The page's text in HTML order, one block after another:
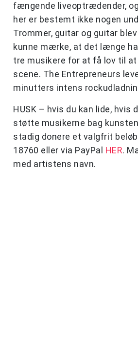
fængende liveoptrædender,
her er bestemt ikke nogen
Trommer, guitar og guitar
kunne mærke, at det længe
tre musikere for at få lov til at
scene. The Entrepreneurs
minutters intens
HUSK – hvis du kan lide, hvis
støtte musikerne bag
stadig donere et valgfrit
18760 eller via PayPal HER.
med artistens navn.